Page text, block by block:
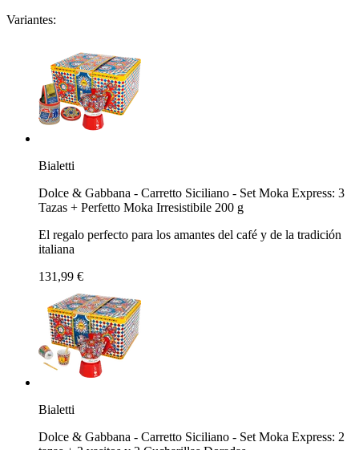
Variantes:
Bialetti
Dolce & Gabbana - Carretto Siciliano - Set Moka Express: 3
Tazas + Perfetto Moka Irresistibile 200 g
El regalo perfecto para los amantes del café y de la tradición
italiana
131,99 €
Bialetti
Dolce & Gabbana - Carretto Siciliano - Set Moka Express: 2